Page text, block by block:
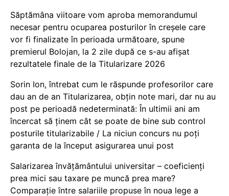
Săptămâna viitoare vom aproba memorandumul
necesar pentru ocuparea posturilor în creșele care
vor fi finalizate în perioada următoare, spune
premierul Bolojan, la 2 zile după ce s-au afișat
rezultatele finale de la Titularizare 2026
Sorin Ion, întrebat cum le răspunde profesorilor care
dau an de an Titularizarea, obțin note mari, dar nu au
post pe perioadă nedeterminată: În ultimii ani am
încercat să ținem cât se poate de bine sub control
posturile titularizabile / La niciun concurs nu poți
garanta de la început asigurarea unui post
Salarizarea învățământului universitar – coeficienți
prea mici sau taxare pe muncă prea mare?
Comparație între salariile propuse în noua lege a